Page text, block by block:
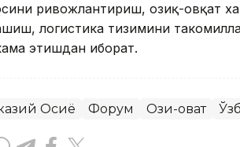
ривожлантириш, озиқ-овқат
логистика тизимини
этишдан иборат.
Осиё Форум Озиқ-овқат